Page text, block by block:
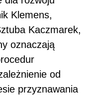
Klemens,
Kaczmarek,
oznaczają
od
przyznawania